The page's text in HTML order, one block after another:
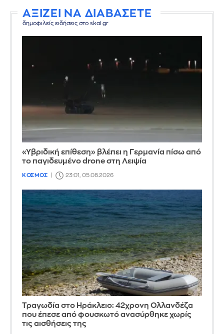
ΑΞΙΖΕΙ ΝΑ ΔΙΑΒΑΣΕΤΕ
δημοφιλείς ειδήσεις στο skai.gr
«Υβριδική επίθεση» βλέπει η Γερμανία πίσω από
το παγιδευμένο drone στη Λειψία
ΚΟΣΜΟΣ 23:01, 05.08.2026
Τραγωδία στο Ηράκλειο: 42χρονη Ολλανδέζα
που έπεσε από φουσκωτό ανασύρθηκε χωρίς
τις αισθήσεις της